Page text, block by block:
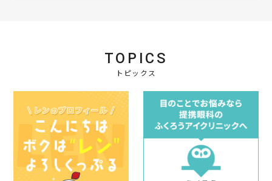
TOPICS
トピックス